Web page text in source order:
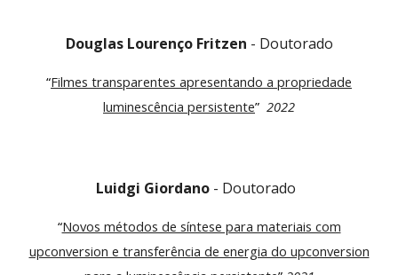
Douglas Lourenço Fritzen - Doutorado
“Filmes transparentes apresentando a propriedade
luminescência persistente” 2022
Luidgi Giordano- Doutorado
“Novos métodos de síntese para materiais com
upconversion e transferência de energia do upconversion